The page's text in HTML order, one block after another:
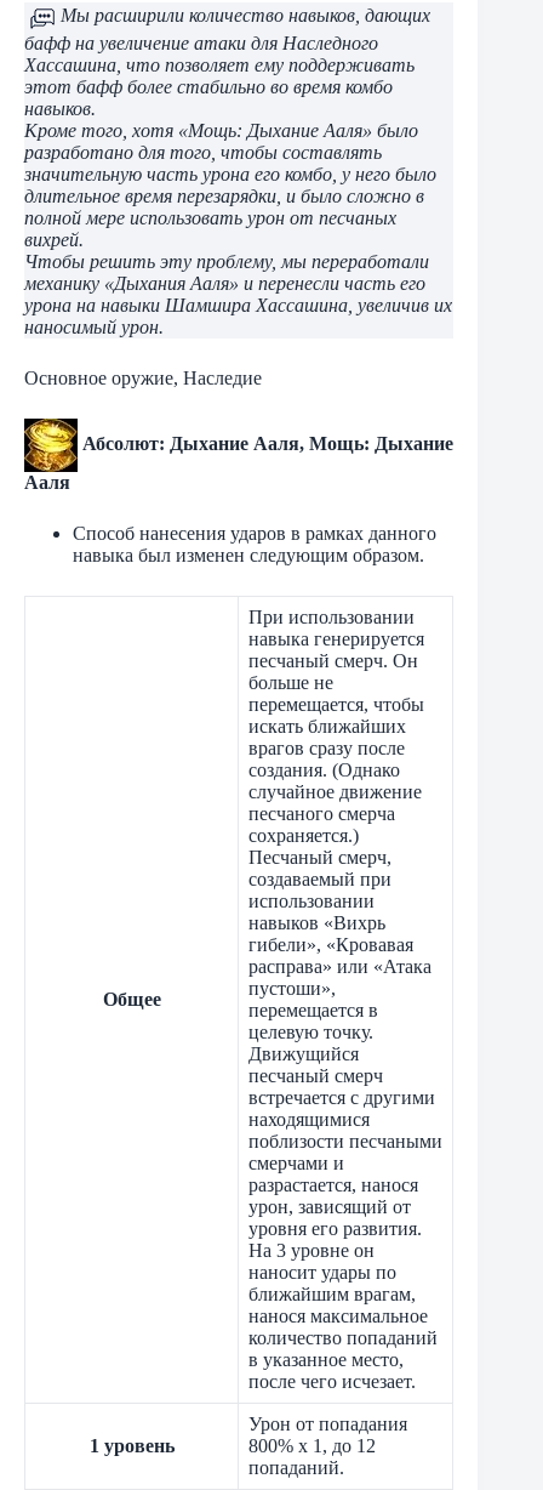
Мы расширили количество навыков, дающих
бафф на увеличение атаки для Наследного
Хассашина, что позволяет ему поддерживать
этот бафф более стабильно во время комбо
навыков.
Кроме того, хотя «Мощь: Дыхание Ааля» было
разработано для того, чтобы составлять
значительную часть урона его комбо, у него было
длительное время перезарядки, и было сложно в
полной мере использовать урон от песчаных
вихрей.
Чтобы решить эту проблему, мы переработали
механику «Дыхания Ааля» и перенесли часть его
урона на навыки Шамшира Хассашина, увеличив их
наносимый урон.
Основное оружие, Наследие
Абсолют: Дыхание Ааля, Мощь: Дыхание
Ааля
Способ нанесения ударов в рамках данного
навыка был изменен следующим образом.
Общее
При использовании
навыка генерируется
песчаный смерч. Он
больше не
перемещается, чтобы
искать ближайших
врагов сразу после
создания. (Однако
случайное движение
песчаного смерча
сохраняется.)
Песчаный смерч,
создаваемый при
использовании
навыков «Вихрь
гибели», «Кровавая
расправа» или «Атака
пустоши»,
перемещается в
целевую точку.
Движущийся
песчаный смерч
встречается с другими
находящимися
поблизости песчаными
смерчами и
разрастается, нанося
урон, зависящий от
уровня его развития.
На 3 уровне он
наносит удары по
ближайшим врагам,
нанося максимальное
количество попаданий
в указанное место,
после чего исчезает.
1 уровень
Урон от попадания
800% x 1, до 12
попаданий.